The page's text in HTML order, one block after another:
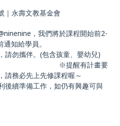
｜永壽文教基金會
，我們將於課程開始前2-
知給學員。
請勿攜伴。(包含孩童、嬰幼兒)
計畫要
請務必先上先修課程喔～
後續準備工作，如仍有興趣可與